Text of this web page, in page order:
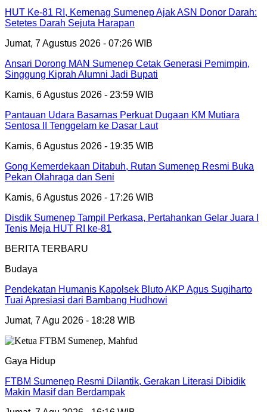
HUT Ke-81 RI, Kemenag Sumenep Ajak ASN Donor Darah:
Setetes Darah Sejuta Harapan
Jumat, 7 Agustus 2026 - 07:26 WIB
Ansari Dorong MAN Sumenep Cetak Generasi Pemimpin,
Singgung Kiprah Alumni Jadi Bupati
Kamis, 6 Agustus 2026 - 23:59 WIB
Pantauan Udara Basarnas Perkuat Dugaan KM Mutiara
Sentosa II Tenggelam ke Dasar Laut
Kamis, 6 Agustus 2026 - 19:35 WIB
Gong Kemerdekaan Ditabuh, Rutan Sumenep Resmi Buka
Pekan Olahraga dan Seni
Kamis, 6 Agustus 2026 - 17:26 WIB
Disdik Sumenep Tampil Perkasa, Pertahankan Gelar Juara I
Tenis Meja HUT RI ke-81
BERITA TERBARU
Budaya
Pendekatan Humanis Kapolsek Bluto AKP Agus Sugiharto
Tuai Apresiasi dari Bambang Hudhowi
Jumat, 7 Agu 2026 - 18:28 WIB
Gaya Hidup
FTBM Sumenep Resmi Dilantik, Gerakan Literasi Dibidik
Makin Masif dan Berdampak